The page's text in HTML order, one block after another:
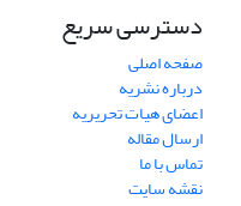
دسترسی سریع
صفحه اصلی
درباره نشریه
اعضای هیات تحریریه
ارسال مقاله
تماس با ما
نقشه سایت